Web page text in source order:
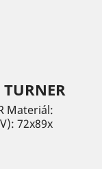
TURNER
Materiál:
72x89x